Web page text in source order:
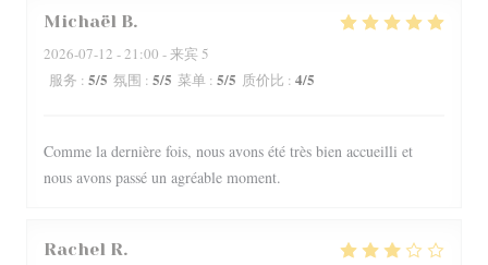
Michaël B
2026-07-12 - 21:00 - 来宾 5
服务 : 5/5 氛围 : 5/5 菜单 : 5/5 质价比 : 4/5
Comme la dernière fois, nous avons été très bien accueilli et
nous avons passé un agréable moment.
Rachel R